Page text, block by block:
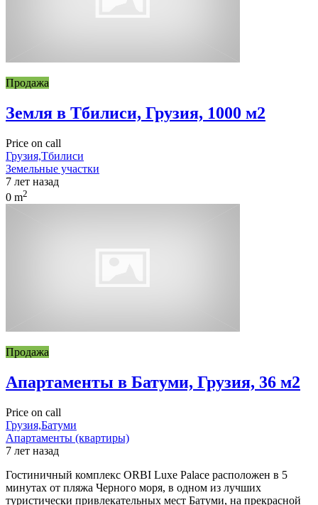
Продажа
Земля в Тбилиси, Грузия, 1000 м2
Price on call
Грузия,Тбилиси
Земельные участки
7 лет назад
0 m2
Продажа
Апартаменты в Батуми, Грузия, 36 м2
Price on call
Грузия,Батуми
Апартаменты (квартиры)
7 лет назад
Гостиничный комплекс ORBI Luxe Palace расположен в 5
минутах от пляжа Черного моря, в одном из лучших
туристически привлекательных мест Батуми, на прекрасной